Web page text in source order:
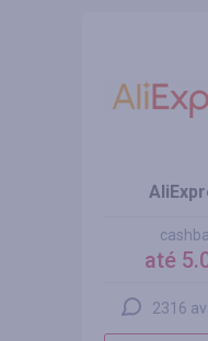
até
2316